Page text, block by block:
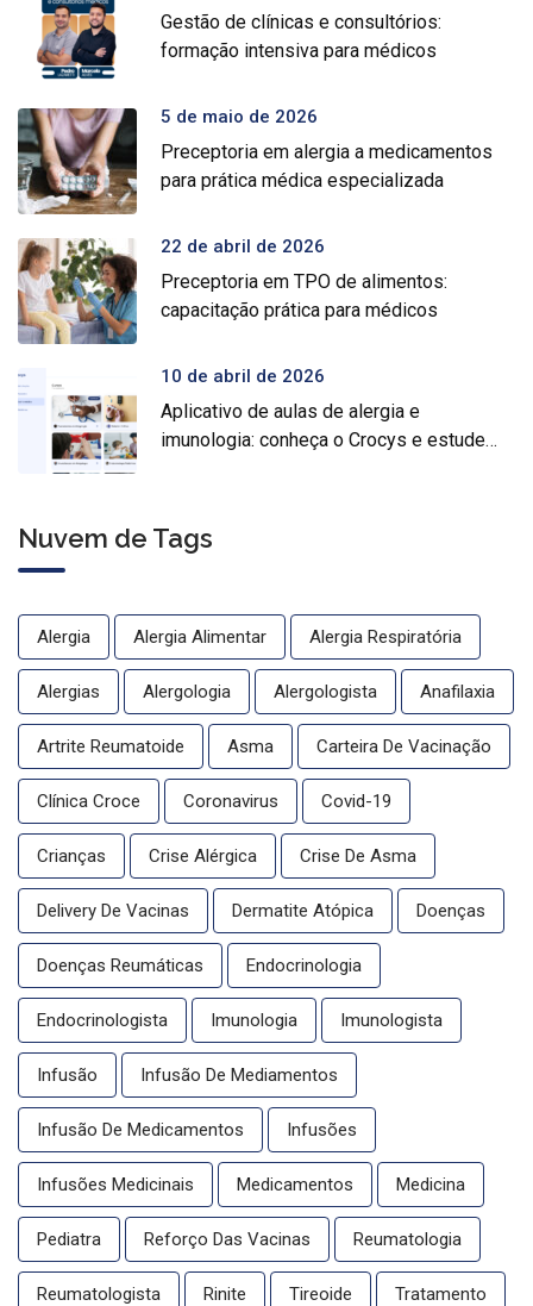
Gestão de clínicas e consultórios:
formação intensiva para médicos
5 de maio de 2026
Preceptoria em alergia a medicamentos
para prática médica especializada
22 de abril de 2026
Preceptoria em TPO de alimentos:
capacitação prática para médicos
10 de abril de 2026
Aplicativo de aulas de alergia e
imunologia: conheça o Crocys e estude
Nuvem de Tags
Alergia Alergia Alimentar Alergia Respiratória
Alergias Alergologia Alergologista Anafilaxia
Artrite Reumatoide Asma Carteira De Vacinação
Clínica Croce Coronavirus Covid-19
Crianças Crise Alérgica Crise De Asma
Delivery De Vacinas Dermatite Atópica Doenças
Doenças Reumáticas Endocrinologia
Endocrinologista Imunologia Imunologista
Infusão Infusão De Mediamentos
Infusão De Medicamentos Infusões
Infusões Medicinais Medicamentos Medicina
Pediatra Reforço Das Vacinas Reumatologia
Reumatologista Rinite Tireoide Tratamento